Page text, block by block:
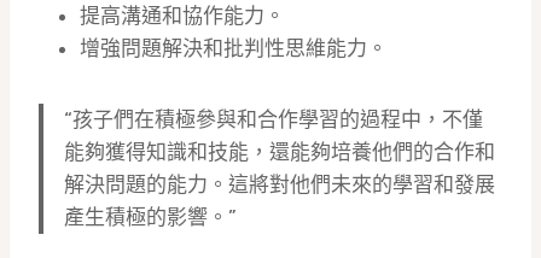
提高溝通和協作能力。
增強問題解決和批判性思維能力。
“孩子們在積極參與和合作學習的過程中，不僅
能夠獲得知識和技能，還能夠培養他們的合作和
解決問題的能力。這將對他們未來的學習和發展
產生積極的影響。”